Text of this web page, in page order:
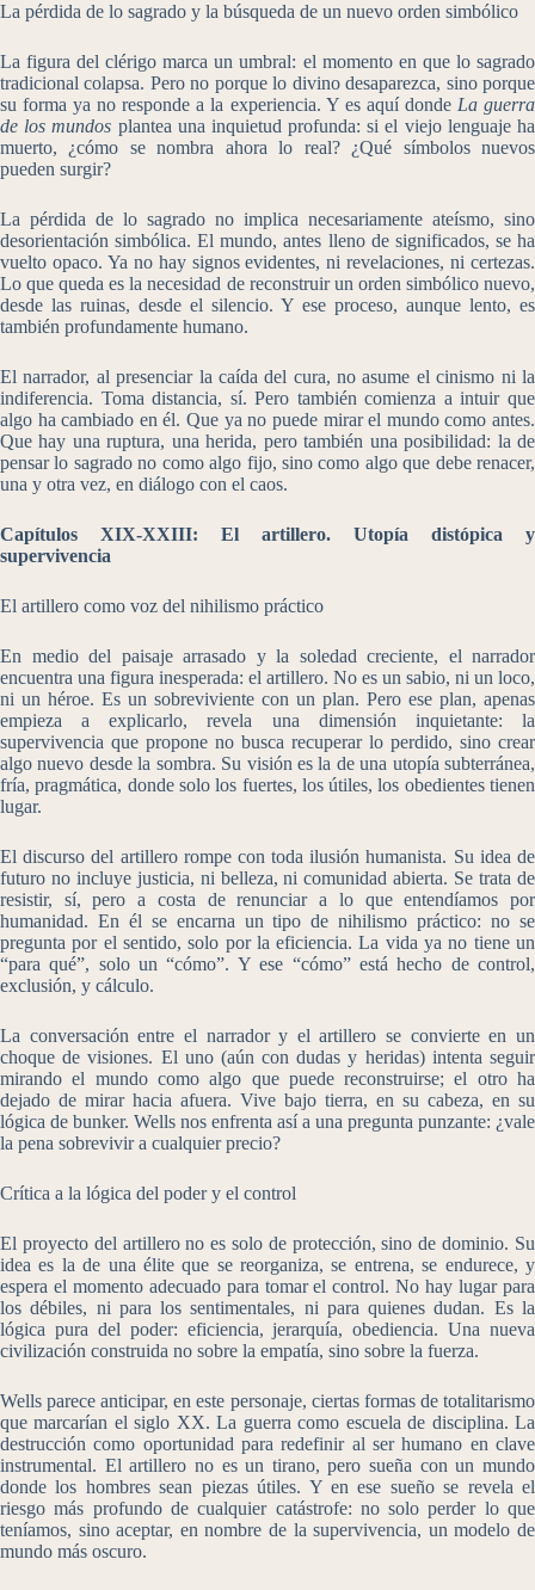
La pérdida de lo sagrado y la búsqueda de un nuevo orden simbólico
La figura del clérigo marca un umbral: el momento en que lo sagrado
tradicional colapsa. Pero no porque lo divino desaparezca, sino porque
su forma ya no responde a la experiencia. Y es aquí donde La guerra
de los mundos plantea una inquietud profunda: si el viejo lenguaje ha
muerto, ¿cómo se nombra ahora lo real? ¿Qué símbolos nuevos
pueden surgir?
La pérdida de lo sagrado no implica necesariamente ateísmo, sino
desorientación simbólica. El mundo, antes lleno de significados, se ha
vuelto opaco. Ya no hay signos evidentes, ni revelaciones, ni certezas.
Lo que queda es la necesidad de reconstruir un orden simbólico nuevo,
desde las ruinas, desde el silencio. Y ese proceso, aunque lento, es
también profundamente humano.
El narrador, al presenciar la caída del cura, no asume el cinismo ni la
indiferencia. Toma distancia, sí. Pero también comienza a intuir que
algo ha cambiado en él. Que ya no puede mirar el mundo como antes.
Que hay una ruptura, una herida, pero también una posibilidad: la de
pensar lo sagrado no como algo fijo, sino como algo que debe renacer,
una y otra vez, en diálogo con el caos.
Capítulos XIX-XXIII: El artillero. Utopía distópica y
supervivencia
El artillero como voz del nihilismo práctico
En medio del paisaje arrasado y la soledad creciente, el narrador
encuentra una figura inesperada: el artillero. No es un sabio, ni un loco,
ni un héroe. Es un sobreviviente con un plan. Pero ese plan, apenas
empieza a explicarlo, revela una dimensión inquietante: la
supervivencia que propone no busca recuperar lo perdido, sino crear
algo nuevo desde la sombra. Su visión es la de una utopía subterránea,
fría, pragmática, donde solo los fuertes, los útiles, los obedientes tienen
lugar.
El discurso del artillero rompe con toda ilusión humanista. Su idea de
futuro no incluye justicia, ni belleza, ni comunidad abierta. Se trata de
resistir, sí, pero a costa de renunciar a lo que entendíamos por
humanidad. En él se encarna un tipo de nihilismo práctico: no se
pregunta por el sentido, solo por la eficiencia. La vida ya no tiene un
“para qué”, solo un “cómo”. Y ese “cómo” está hecho de control,
exclusión, y cálculo.
La conversación entre el narrador y el artillero se convierte en un
choque de visiones. El uno (aún con dudas y heridas) intenta seguir
mirando el mundo como algo que puede reconstruirse; el otro ha
dejado de mirar hacia afuera. Vive bajo tierra, en su cabeza, en su
lógica de bunker. Wells nos enfrenta así a una pregunta punzante: ¿vale
la pena sobrevivir a cualquier precio?
Crítica a la lógica del poder y el control
El proyecto del artillero no es solo de protección, sino de dominio. Su
idea es la de una élite que se reorganiza, se entrena, se endurece, y
espera el momento adecuado para tomar el control. No hay lugar para
los débiles, ni para los sentimentales, ni para quienes dudan. Es la
lógica pura del poder: eficiencia, jerarquía, obediencia. Una nueva
civilización construida no sobre la empatía, sino sobre la fuerza.
Wells parece anticipar, en este personaje, ciertas formas de totalitarismo
que marcarían el siglo XX. La guerra como escuela de disciplina. La
destrucción como oportunidad para redefinir al ser humano en clave
instrumental. El artillero no es un tirano, pero sueña con un mundo
donde los hombres sean piezas útiles. Y en ese sueño se revela el
riesgo más profundo de cualquier catástrofe: no solo perder lo que
teníamos, sino aceptar, en nombre de la supervivencia, un modelo de
mundo más oscuro.